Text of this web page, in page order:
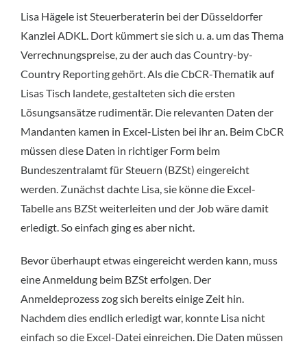
Lisa Hägele ist Steuerberaterin bei der Düsseldorfer
Kanzlei ADKL. Dort kümmert sie sich u. a. um das Thema
Verrechnungspreise, zu der auch das Country-by-
Country Reporting gehört. Als die CbCR-Thematik auf
Lisas Tisch landete, gestalteten sich die ersten
Lösungsansätze rudimentär. Die relevanten Daten der
Mandanten kamen in Excel-Listen bei ihr an. Beim CbCR
müssen diese Daten in richtiger Form beim
Bundeszentralamt für Steuern (BZSt) eingereicht
werden. Zunächst dachte Lisa, sie könne die Excel-
Tabelle ans BZSt weiterleiten und der Job wäre damit
erledigt. So einfach ging es aber nicht.
Bevor überhaupt etwas eingereicht werden kann, muss
eine Anmeldung beim BZSt erfolgen. Der
Anmeldeprozess zog sich bereits einige Zeit hin.
Nachdem dies endlich erledigt war, konnte Lisa nicht
einfach so die Excel-Datei einreichen. Die Daten müssen